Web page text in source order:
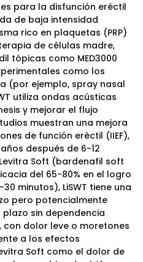
para la disfunción eréctil
de baja intensidad
rico en plaquetas (PRP)
de células madre,
tópicas como MED3000
como los
(por ejemplo, spray nasal
utiliza ondas acústicas
y mejorar el flujo
muestran una mejora
de función eréctil (IIEF),
después de 6-12
Soft (bardenafil soft
del 65-80% en el logro
minutos), LiSWT tiene una
pero potencialmente
sin dependencia
con dolor leve o moretones
a los efectos
Soft como el dolor de